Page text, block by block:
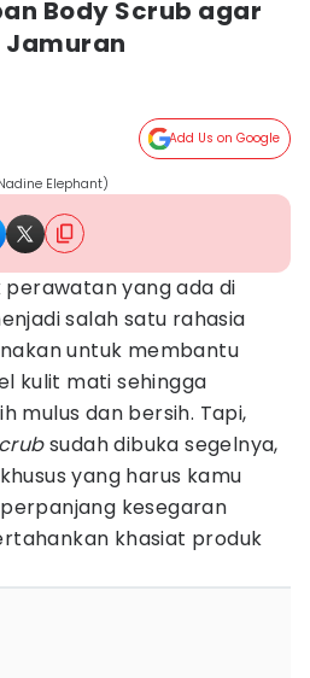
Body Scrub agar
Jamuran
Add Us on Google
Elephant)
yang ada di
salah satu rahasia
untuk membantu
kulit mati sehingga
mulus dan bersih. Tapi,
sudah dibuka segelnya,
yang harus kamu
kesegaran
khasiat produk